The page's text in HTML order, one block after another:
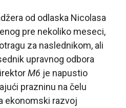
od odlaska Nicolasa
pre nekoliko meseci,
za naslednikom, ali
upravnog odbora
M6 je napustio
prazninu na čelu
ekonomski razvoj